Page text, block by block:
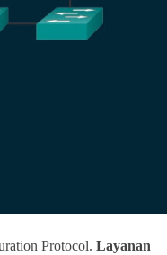
Protocol. Layanan